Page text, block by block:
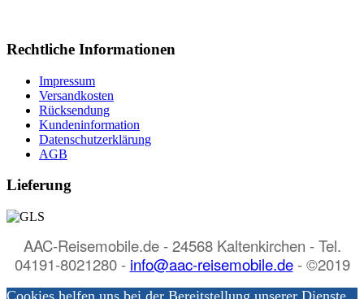
Rechtliche Informationen
Impressum
Versandkosten
Rücksendung
Kundeninformation
Datenschutzerklärung
AGB
Lieferung
AAC-Reisemobile.de -24568 Kaltenkirchen -Tel.
04191-8021280 - info@aac-reisemobile.de- ©2019